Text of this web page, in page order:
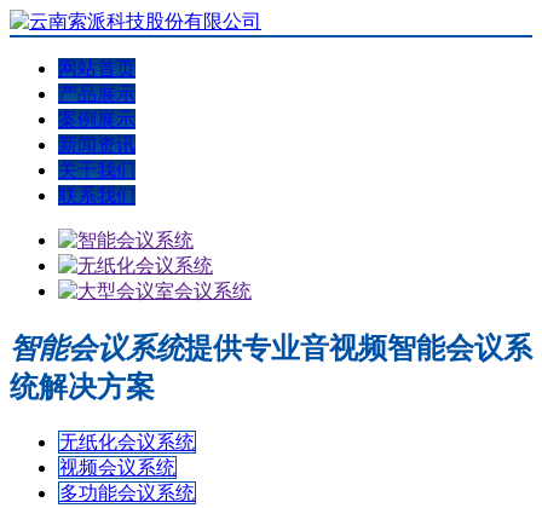
网站首页
产品展示
案例展示
新闻资讯
关于我们
联系我们
智能会议系统提供专业音视频智能会议系
统解决方案
无纸化会议系统
视频会议系统
多功能会议系统